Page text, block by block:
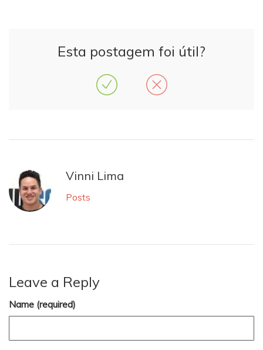
Esta postagem foi útil?
Vinni Lima
Posts
Leave a Reply
Name (required)